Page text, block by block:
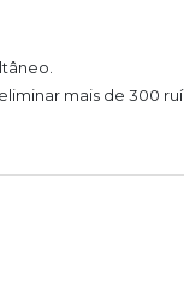
mais de 300